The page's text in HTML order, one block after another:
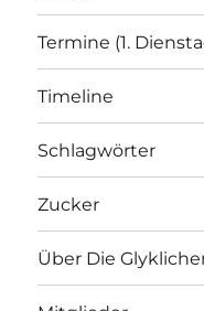
Termine (1.
Timeline
Schlagwörter
Zucker
Über Die